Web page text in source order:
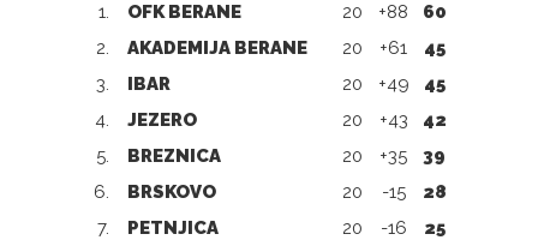
1. OFK BERANE 20 +88
60
2.
AKADEMIJA BERANE 20 +61
45
3.
IBAR 20 +49
45
4.
JEZERO 20 +43
42
5.
BREZNICA 20 +35
39
6.
BRSKOVO 20 -15
28
7.
PETNJICA 20 -16
25